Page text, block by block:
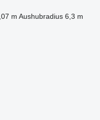
m Aushubradius 6,3 m